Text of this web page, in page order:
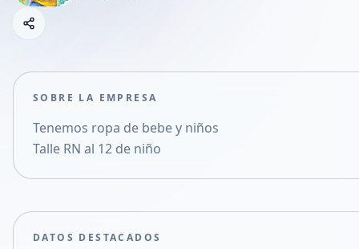
Compartir empresa
Compartir en X
SOBRE LA EMPRESA
Tenemos ropa de bebe y niños
Talle RN al 12 de niño
DATOS DESTACADOS